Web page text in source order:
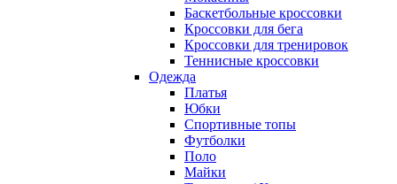
Баскетбольные кроссовки
Кроссовки для бега
Кроссовки для тренировок
Теннисные кроссовки
Одежда
Платья
Юбки
Спортивные топы
Футболки
Поло
Майки